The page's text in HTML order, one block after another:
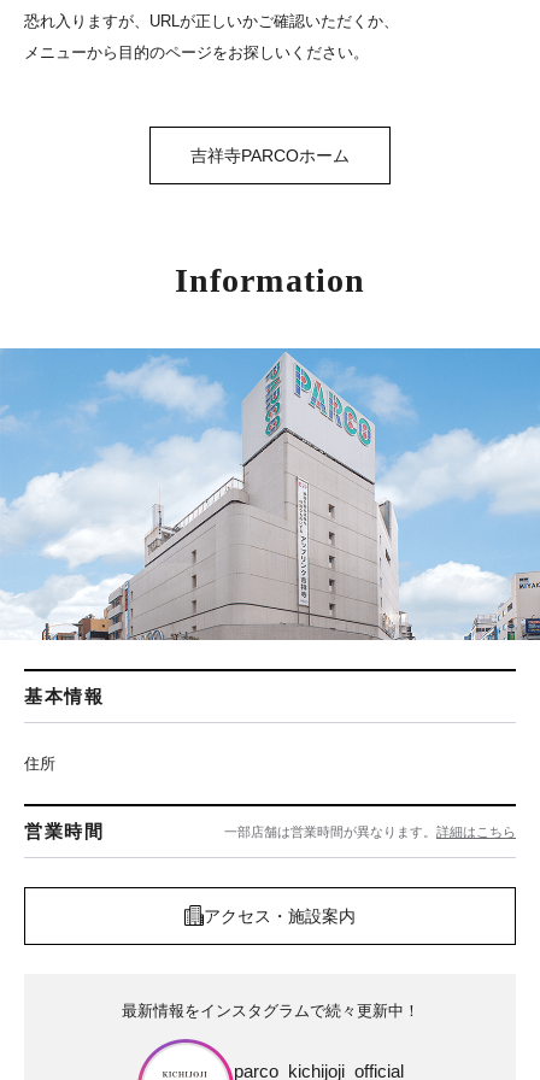
恐れ入りますが、URLが正しいかご確認いただくか、
メニューから目的のページをお探しいください。
吉祥寺PARCOホーム
Information
基本情報
住所
営業時間 一部店舗は営業時間が異なります。 詳細はこちら
アクセス・施設案内
最新情報をインスタグラムで続々更新中！
parco_kichijoji_official